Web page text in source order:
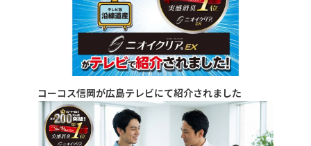
コーコス信岡が広島テレビにて紹介されました